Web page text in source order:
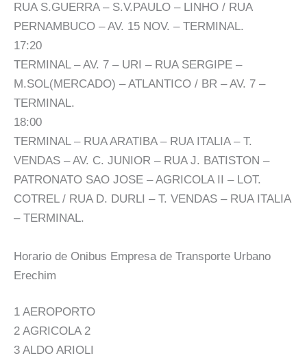
RUA S.GUERRA – S.V.PAULO – LINHO / RUA
PERNAMBUCO – AV. 15 NOV. – TERMINAL.
17:20
TERMINAL – AV. 7 – URI – RUA SERGIPE –
M.SOL(MERCADO) – ATLANTICO / BR – AV. 7 –
TERMINAL.
18:00
TERMINAL – RUA ARATIBA – RUA ITALIA – T.
VENDAS – AV. C. JUNIOR – RUA J. BATISTON –
PATRONATO SAO JOSE – AGRICOLA II – LOT.
COTREL / RUA D. DURLI – T. VENDAS – RUA ITALIA
– TERMINAL.
Horario de Onibus Empresa de Transporte Urbano
Erechim
1 AEROPORTO
2 AGRICOLA 2
3 ALDO ARIOLI